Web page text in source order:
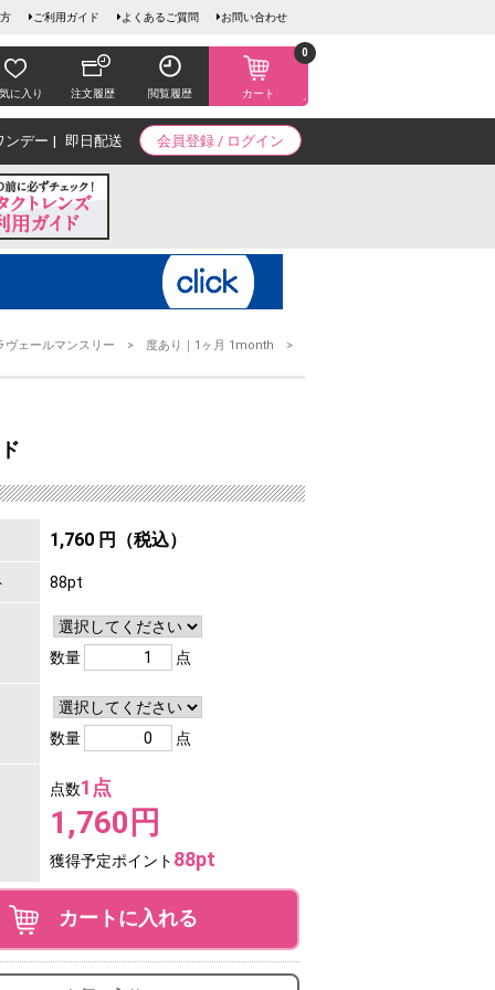
ご利用ガイド よくあるご質問 お問い合わせ
に入り 注文履歴 閲覧履歴 カート
0
会員登録 / ログイン
ンデー 即日配送
ヴェールマンスリー
度あり｜1ヶ月 1month
1,760 円（税込）
88pt
数量 点
数量
点
点数1点
1,760円
獲得予定ポイント 88pt
カートに入れる